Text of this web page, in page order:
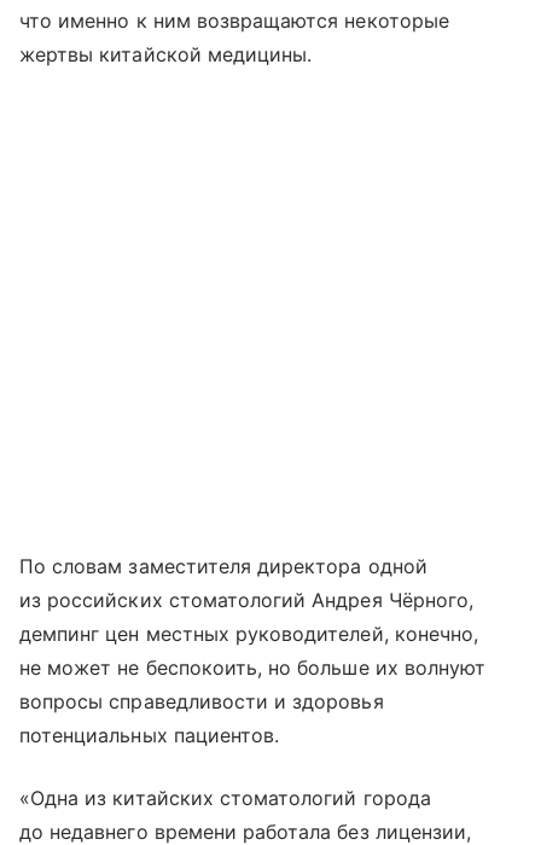
что именно к ним возвращаются некоторые
жертвы китайской медицины.
По словам заместителя директора одной
из российских стоматологий Андрея Чёрного,
демпинг цен местных руководителей, конечно,
не может не беспокоить, но больше их волнуют
вопросы справедливости и здоровья
потенциальных пациентов.
«Одна из китайских стоматологий города
до недавнего времени работала без лицензии,